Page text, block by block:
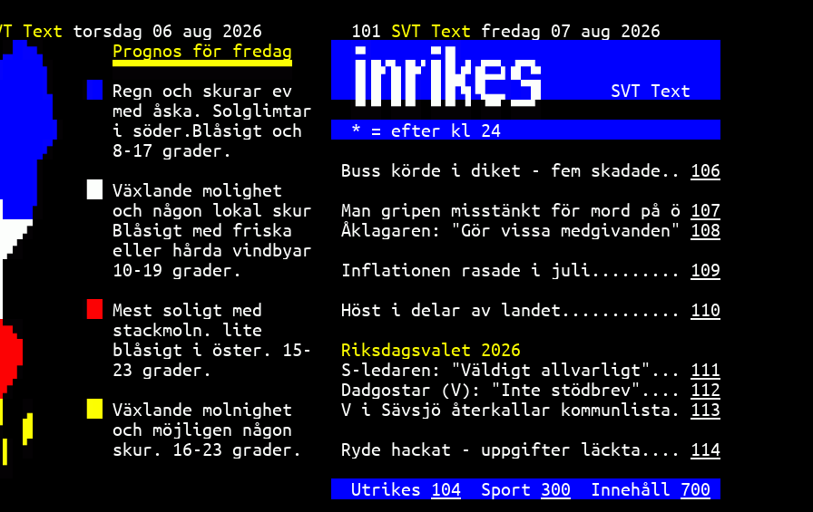
Text torsdag 06 aug 2026
Prognos för fredag
Regn och skurar ev
med åska. Solglimtar
i söder.Blåsigt och
8-17 grader.
Växlande molighet
och någon lokal skur
Blåsigt med friska
eller hårda vindbyar
10-19 grader.
Mest soligt med
stackmoln. lite
blåsigt i öster. 15-
23 grader.
Växlande molnighet
och möjligen någon
skur. 16-23 grader.
101 SVT Text fredag 07 aug 2026
SVT Text
* = efter kl 24
Buss körde i diket - fem skadade.. 106
Man gripen misstänkt för mord på ö 107
Åklagaren: "Gör vissa medgivanden" 108
Inflationen rasade i juli......... 109
Höst i delar av landet............ 110
Riksdagsvalet 2026
S-ledaren: "Väldigt allvarligt"... 111
Dadgostar (V): "Inte stödbrev".... 112
V i Sävsjö återkallar kommunlista. 113
Ryde hackat - uppgifter läckta.... 114
Utrikes 104
  Sport
300
  Innehåll
700